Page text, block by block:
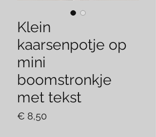
Klein
kaarsenpotje op
mini
boomstronkje
met tekst
€ 8,50